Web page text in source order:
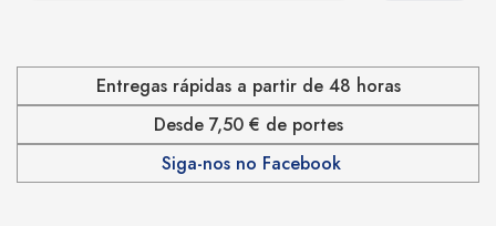
Entregas rápidas a partir de 48 horas
Desde 7,50 € de portes
Siga-nos no Facebook